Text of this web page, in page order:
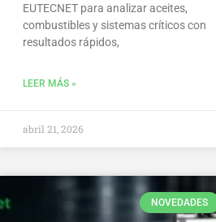
EUTECNET para analizar aceites,
combustibles y sistemas críticos con
resultados rápidos,
LEER MÁS »
abril 21, 2026
NOVEDADES